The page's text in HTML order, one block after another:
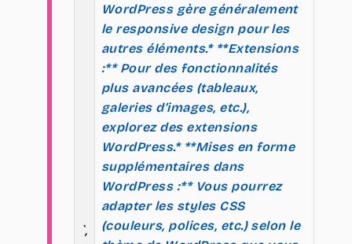
`,
WordPress gère généralement
le responsive design pour les
autres éléments.* **Extensions
:** Pour des fonctionnalités
plus avancées (tableaux,
galeries d’images, etc.),
explorez des extensions
WordPress.* **Mises en forme
supplémentaires dans
WordPress :** Vous pourrez
adapter les styles CSS
(couleurs, polices, etc.) selon le